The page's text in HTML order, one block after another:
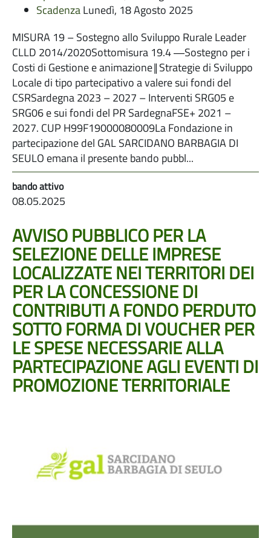
ScadenzaLunedì, 18 Agosto 2025
MISURA 19 – Sostegno allo Sviluppo Rurale Leader
CLLD 2014/2020Sottomisura 19.4 ―Sostegno per i
Costi di Gestione e animazione‖Strategie di Sviluppo
Locale di tipo partecipativo a valere sui fondi del
CSRSardegna 2023 – 2027 – Interventi SRG05 e
SRG06 e sui fondi del PR SardegnaFSE+ 2021 –
2027. CUP H99F19000080009La Fondazione in
partecipazione del GAL SARCIDANO BARBAGIA DI
SEULO emana il presente bando pubbl...
08.05.2025
AVVISO PUBBLICO PER LA
SELEZIONE DELLE IMPRESE
LOCALIZZATE NEI TERRITORI DEI
PER LA CONCESSIONE DI
CONTRIBUTI A FONDO PERDUTO
SOTTO FORMA DI VOUCHER PER
LE SPESE NECESSARIE ALLA
PARTECIPAZIONE AGLI EVENTI DI
PROMOZIONE TERRITORIALE